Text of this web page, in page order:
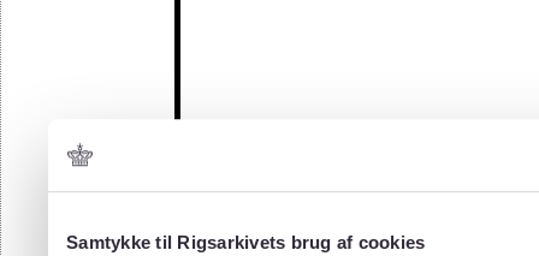
Samtykke til Rigsarkivets brug af cookies